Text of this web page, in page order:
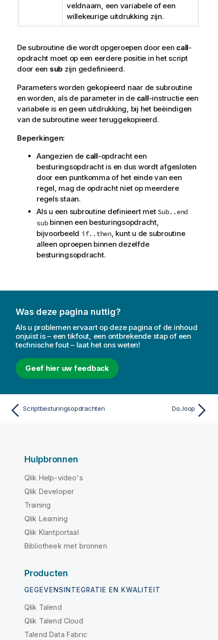
veldnaam, een variabele of een
willekeurige uitdrukking zijn.
De subroutine die wordt opgeroepen door een call-
opdracht moet op een eerdere positie in het script
door een sub zijn gedefinieerd.
Parameters worden gekopieerd naar de subroutine
en worden, als de parameter in de call-instructie een
variabele is en geen uitdrukking, bij het beëindigen
van de subroutine weer teruggekopieerd.
Beperkingen:
Aangezien de call-opdracht een
besturingsopdracht is en dus wordt afgesloten
door een puntkomma of het einde van een
regel, mag de opdracht niet op meerdere
regels staan.
Als u een subroutine definieert met Sub..end
subbinnen een besturingsopdracht,
bijvoorbeeld if..then, kunt u de subroutine
alleen oproepen binnen dezelfde
besturingsopdracht.
Was deze pagina nuttig?
Als u problemen ervaart op deze pagina of de inhoud
onjuist is – een tikfout, een ontbrekende stap of een
technische fout – laat het ons weten!
Geef hier uw feedback
Scriptbesturingsopdrachten Do..loop
Hulpbronnen
Qlik Help-video's
Qlik Developer
Training
Qlik Learning
Qlik Klantportaal
Bibliotheek met bronnen
Producten
GEGEVENSINTEGRATIE EN KWALITEIT
Qlik Talend
Qlik Talend Cloud
Talend Data Fabric